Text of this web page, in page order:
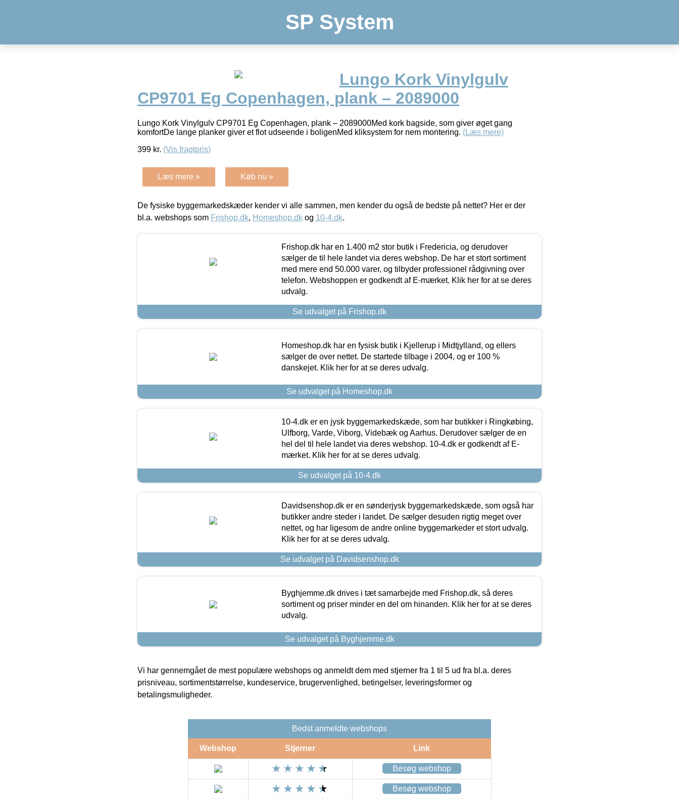
SP System
Lungo Kork Vinylgulv
CP9701 Eg Copenhagen, plank – 2089000
Lungo Kork Vinylgulv CP9701 Eg Copenhagen, plank – 2089000Med kork bagside, som giver øget gang
komfortDe lange planker giver et flot udseende i boligenMed kliksystem for nem montering. (Læs mere)
399 kr. (Vis fragtpris)
Læs mere » Køb nu »
De fysiske byggemarkedskæder kender vi alle sammen, men kender du også de bedste på nettet? Her er der
bl.a. webshops som Frishop.dk, Homeshop.dk og 10-4.dk.
Frishop.dk har en 1.400 m2 stor butik i Fredericia, og derudover
sælger de til hele landet via deres webshop. De har et stort sortiment
med mere end 50.000 varer, og tilbyder professionel rådgivning over
telefon. Webshoppen er godkendt af E-mærket. Klik her for at se deres
udvalg.
Se udvalget på Frishop.dk
Homeshop.dk har en fysisk butik i Kjellerup i Midtjylland, og ellers
sælger de over nettet. De startede tilbage i 2004, og er 100 %
danskejet. Klik her for at se deres udvalg.
Se udvalget på Homeshop.dk
10-4.dk er en jysk byggemarkedskæde, som har butikker i Ringkøbing,
Ulfborg, Varde, Viborg, Videbæk og Aarhus. Derudover sælger de en
hel del til hele landet via deres webshop. 10-4.dk er godkendt af E-
mærket. Klik her for at se deres udvalg.
Se udvalget på 10-4.dk
Davidsenshop.dk er en sønderjysk byggemarkedskæde, som også har
butikker andre steder i landet. De sælger desuden rigtig meget over
nettet, og har ligesom de andre online byggemarkeder et stort udvalg.
Klik her for at se deres udvalg.
Se udvalget på Davidsenshop.dk
Byghjemme.dk drives i tæt samarbejde med Frishop.dk, så deres
sortiment og priser minder en del om hinanden. Klik her for at se deres
udvalg.
Se udvalget på Byghjemme.dk
Vi har gennemgået de mest populære webshops og anmeldt dem med stjerner fra 1 til 5 ud fra bl.a. deres
prisniveau, sortimentstørrelse, kundeservice, brugervenlighed, betingelser, leveringsformer og
betalingsmuligheder.
Bedst anmeldte webshops
Webshop Stjerner Link
Besøg webshop
Besøg webshop